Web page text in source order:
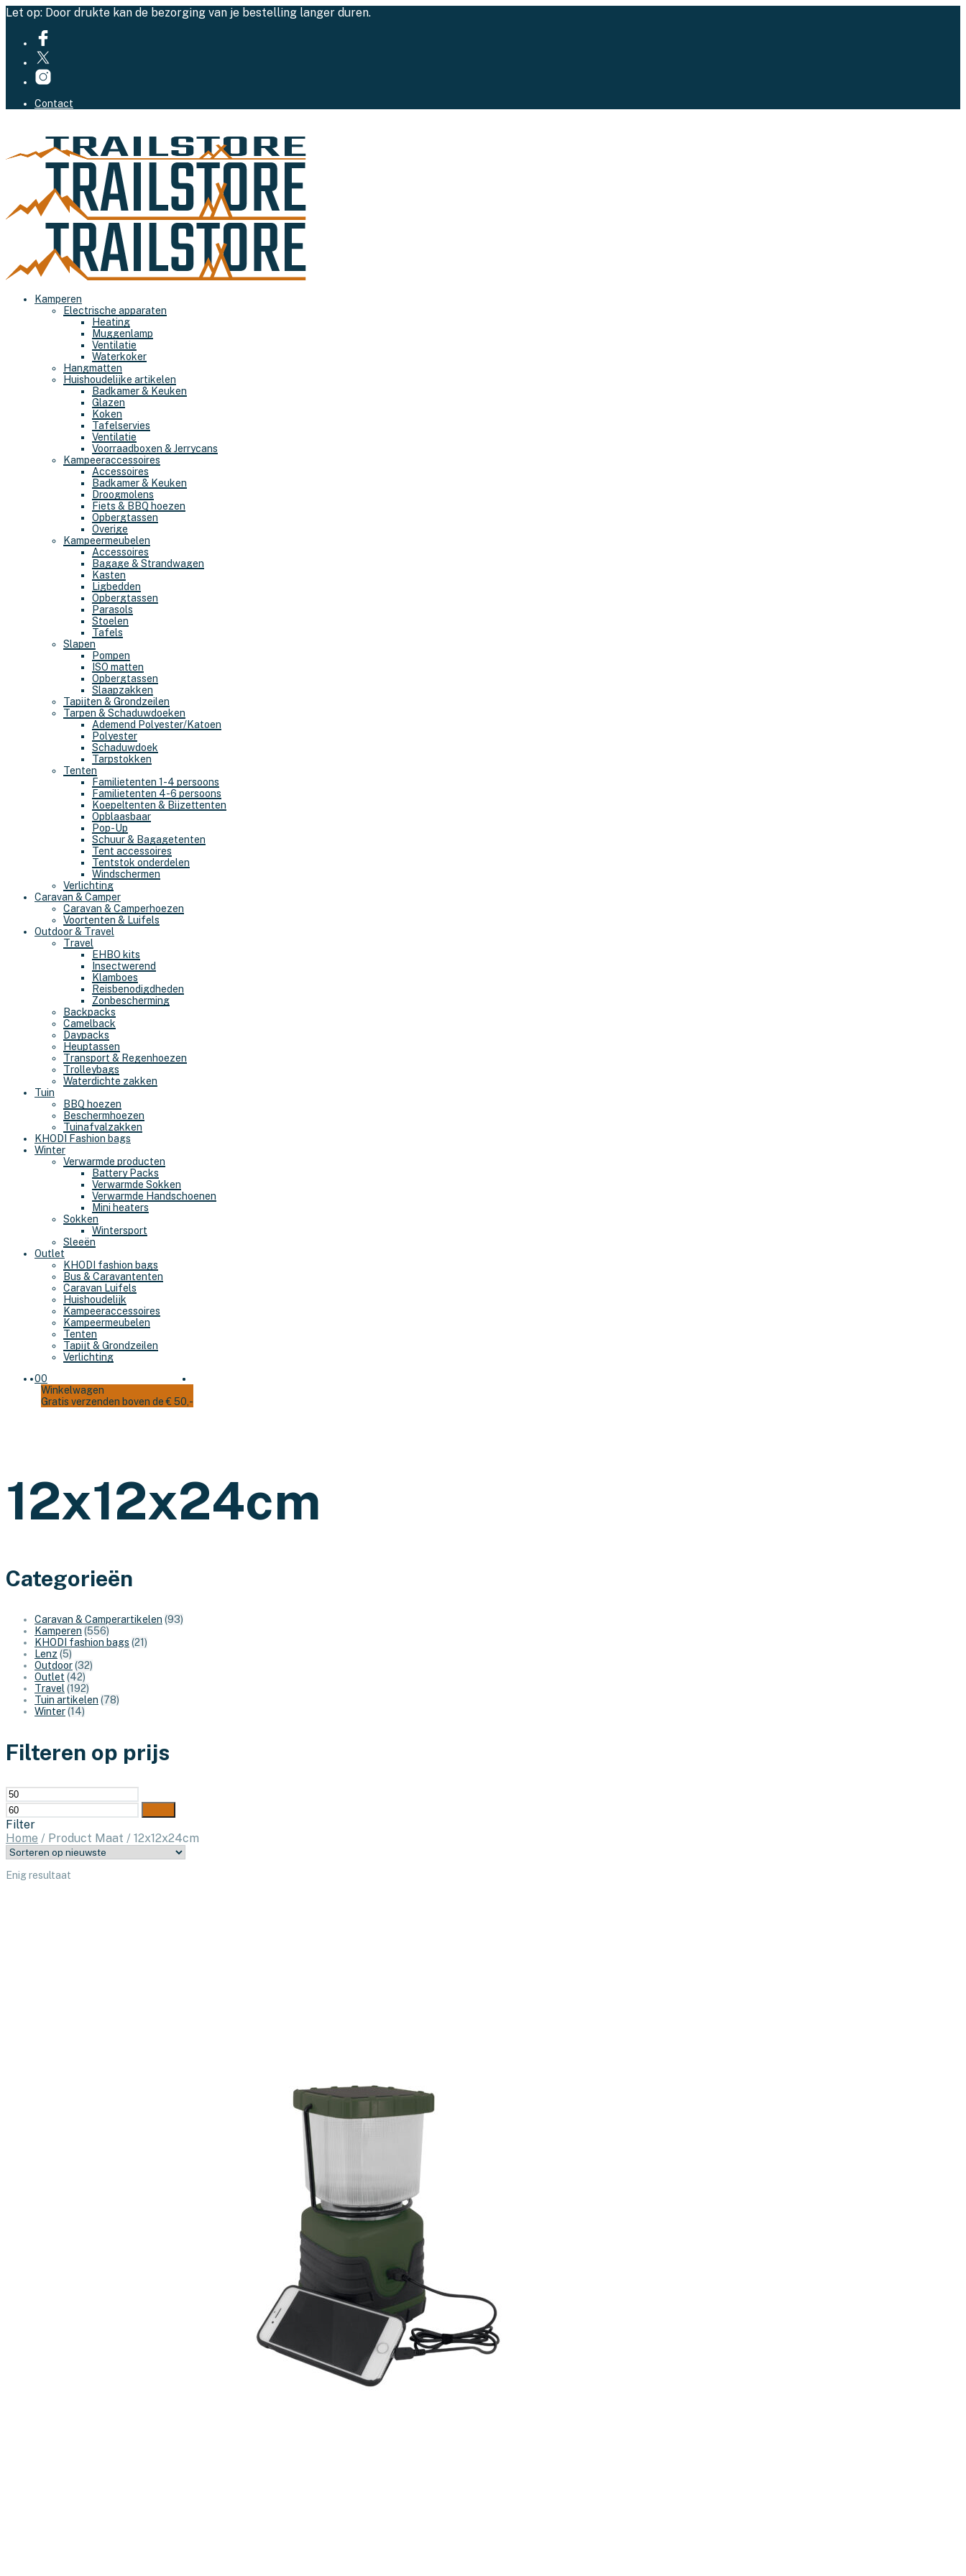
Let op: Door drukte kan de bezorging van je bestelling langer duren.
Contact
Kamperen
Electrische apparaten
Heating
Muggenlamp
Ventilatie
Waterkoker
Hangmatten
Huishoudelijke artikelen
Badkamer & Keuken
Glazen
Koken
Tafelservies
Ventilatie
Voorraadboxen & Jerrycans
Kampeeraccessoires
Accessoires
Badkamer & Keuken
Droogmolens
Fiets & BBQ hoezen
Opbergtassen
Overige
Kampeermeubelen
Accessoires
Bagage & Strandwagen
Kasten
Ligbedden
Opbergtassen
Parasols
Stoelen
Tafels
Slapen
Pompen
ISO matten
Opbergtassen
Slaapzakken
Tapijten & Grondzeilen
Tarpen & Schaduwdoeken
Ademend Polyester/Katoen
Polyester
Schaduwdoek
Tarpstokken
Tenten
Familietenten 1-4 persoons
Familietenten 4-6 persoons
Koepeltenten & Bijzettenten
Opblaasbaar
Pop-Up
Schuur & Bagagetenten
Tent accessoires
Tentstok onderdelen
Windschermen
Verlichting
Caravan & Camper
Caravan & Camperhoezen
Voortenten & Luifels
Outdoor & Travel
Travel
EHBO kits
Insectwerend
Klamboes
Reisbenodigdheden
Zonbescherming
Backpacks
Camelback
Daypacks
Heuptassen
Transport & Regenhoezen
Trolleybags
Waterdichte zakken
Tuin
BBQ hoezen
Beschermhoezen
Tuinafvalzakken
KHODI Fashion bags
Winter
Verwarmde producten
Battery Packs
Verwarmde Sokken
Verwarmde Handschoenen
Mini heaters
Sokken
Wintersport
Sleeën
Outlet
KHODI fashion bags
Bus & Caravantenten
Caravan Luifels
Huishoudelijk
Kampeeraccessoires
Kampeermeubelen
Tenten
Tapijt & Grondzeilen
Verlichting
00
Winkelwagen
Gratis verzenden boven de € 50,-
12x12x24cm
Categorieën
Caravan & Camperartikelen (93)
Kamperen (556)
KHODI fashion bags (21)
Lenz (5)
Outdoor(32)
Outlet (42)
Travel (192)
Tuin artikelen (78)
Winter(14)
Filteren op prijs
Min.
prijs
prijs
Filter
Home / Product Maat / 12x12x24cm
Enig resultaat